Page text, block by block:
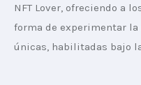
NFT Lover, ofreciendo a
forma de experimentar
únicas, habilitadas bajo